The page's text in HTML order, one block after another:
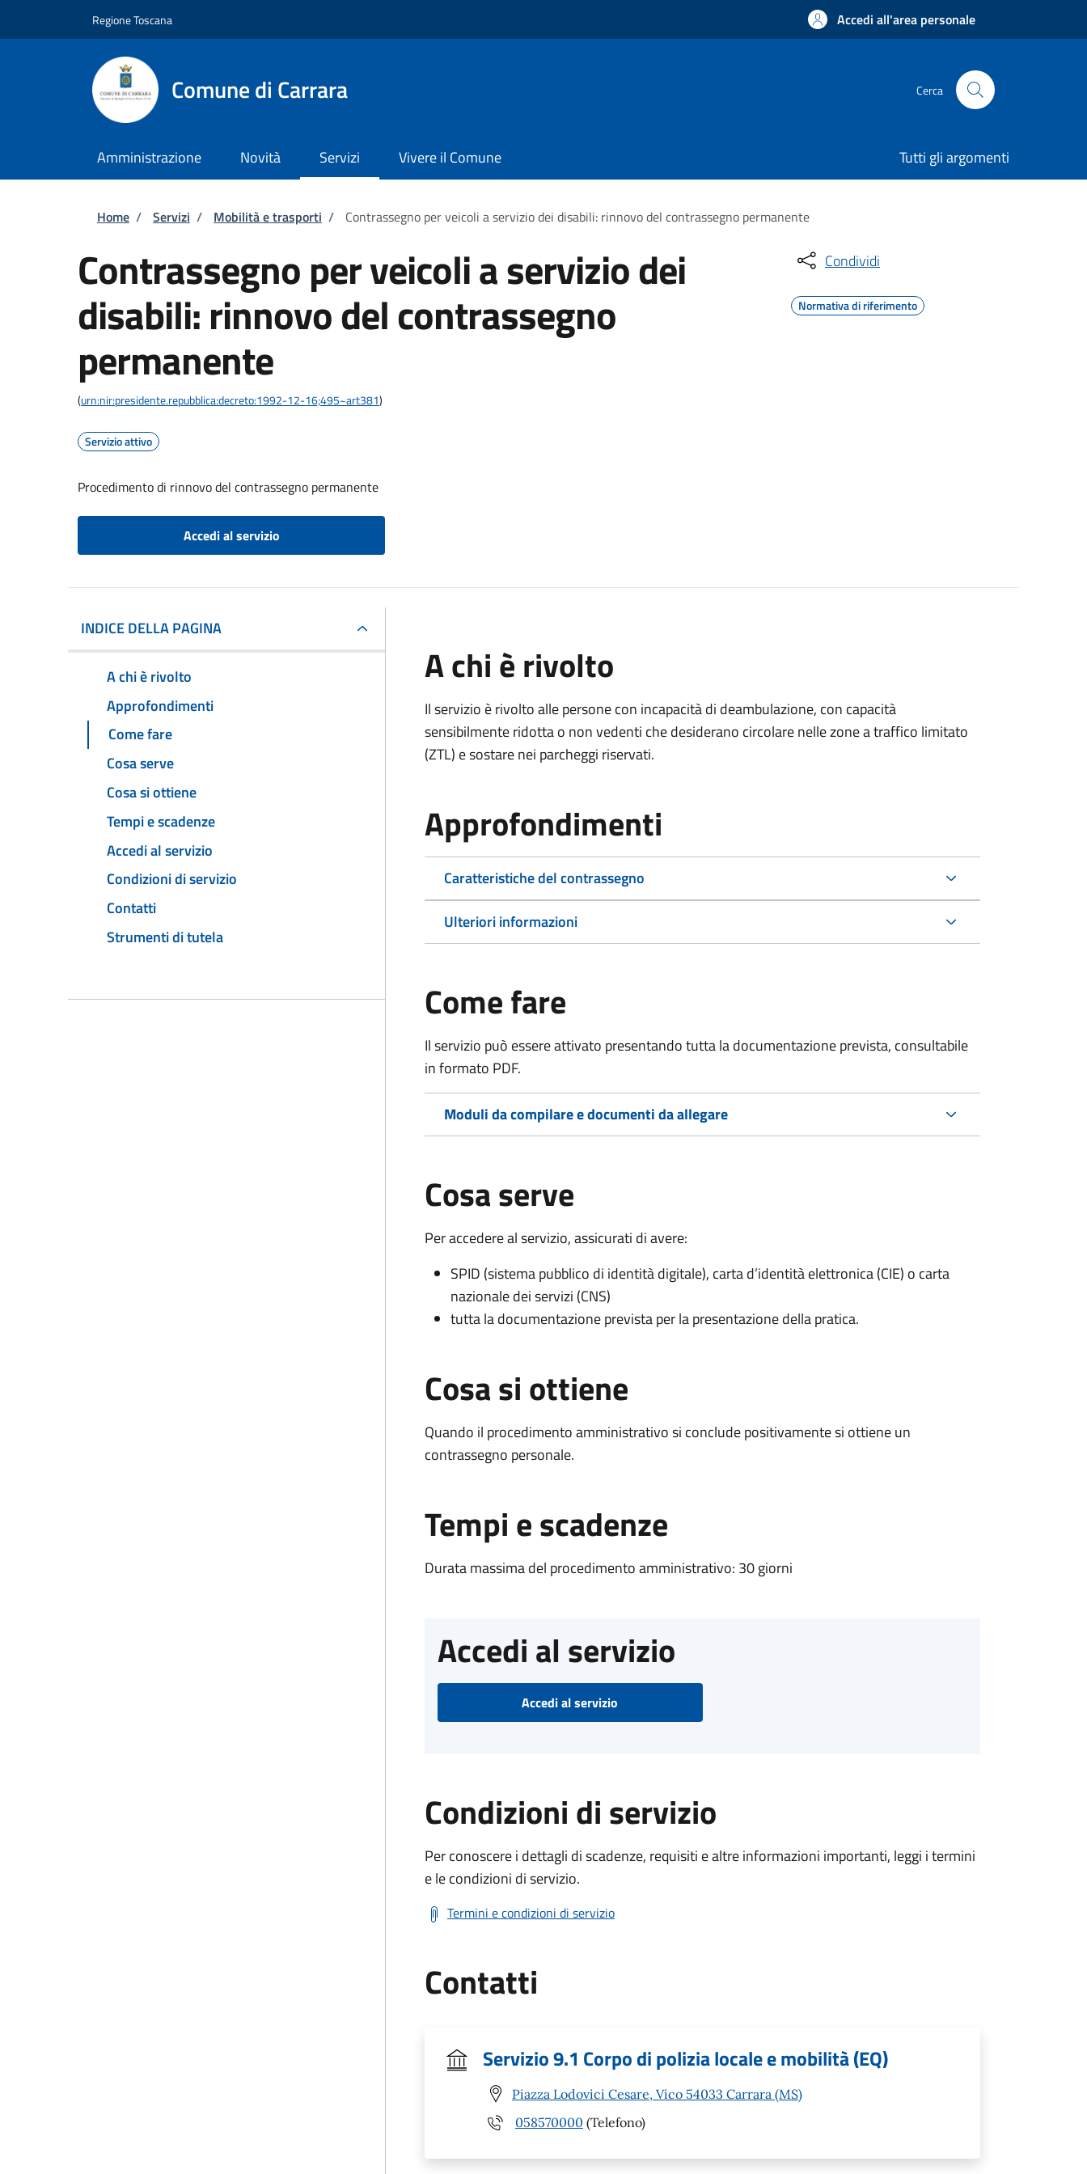
Regione Toscana Accedi all'area personale
Comune di Carrara Cerca
Amministrazione Novità Servizi Vivere il Comune Tutti gli argomenti
Briciole di pane
Home / Servizi / Mobilità e trasporti / Contrassegno per veicoli a servizio dei disabili: rinnovo del contrassegno permanente
Contrassegno per veicoli a servizio dei
disabili: rinnovo del contrassegno
permanente
(urn:nir:presidente.repubblica:decreto:1992-12-16;495~art381)
Servizio attivo
Procedimento di rinnovo del contrassegno permanente
Accedi al servizio
Condividi
Normativa di riferimento
INDICE DELLA PAGINA
A chi è rivolto
Approfondimenti
Come fare
Cosa serve
Cosa si ottiene
Tempi e scadenze
Accedi al servizio
Condizioni di servizio
Contatti
Strumenti di tutela
A chi è rivolto
Il servizio è rivolto alle persone con incapacità di deambulazione, con capacità
sensibilmente ridotta o non vedenti che desiderano circolare nelle zone a traffico limitato
(ZTL) e sostare nei parcheggi riservati.
Approfondimenti
Caratteristiche del contrassegno
Ulteriori informazioni
Come fare
Il servizio può essere attivato presentando tutta la documentazione prevista, consultabile
in formato PDF.
Moduli da compilare e documenti da allegare
Cosa serve
Per accedere al servizio, assicurati di avere:
SPID (sistema pubblico di identità digitale), carta d’identità elettronica (CIE) o carta
nazionale dei servizi (CNS)
tutta la documentazione prevista per la presentazione della pratica.
Cosa si ottiene
Quando il procedimento amministrativo si conclude positivamente si ottiene un
contrassegno personale.
Tempi e scadenze
Durata massima del procedimento amministrativo: 30 giorni
Accedi al servizio
Accedi al servizio
Condizioni di servizio
Per conoscere i dettagli di scadenze, requisiti e altre informazioni importanti, leggi i termini
e le condizioni di servizio.
Termini e condizioni di servizio
Contatti
Servizio 9.1 Corpo di polizia locale e mobilità (EQ)
Piazza Lodovici Cesare, Vico 54033 Carrara (MS)
058570000 (Telefono)